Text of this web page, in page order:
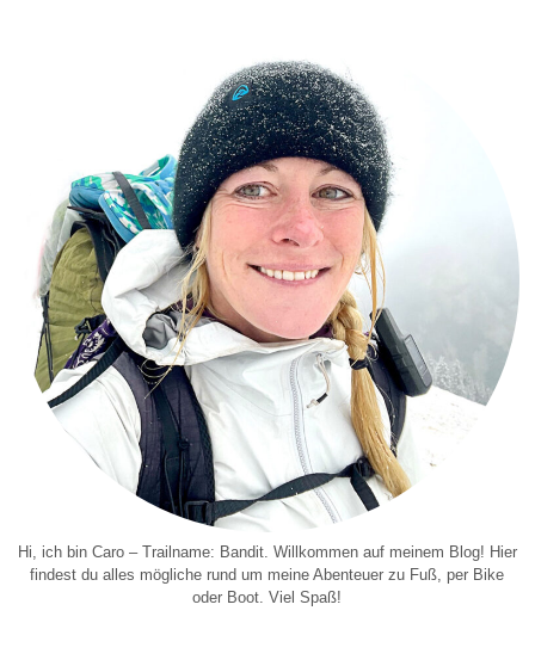
Hi, ich bin Caro – Trailname: Bandit. Willkommen auf meinem Blog! Hier
findest du alles mögliche rund um meine Abenteuer zu Fuß, per Bike
oder Boot. Viel Spaß!